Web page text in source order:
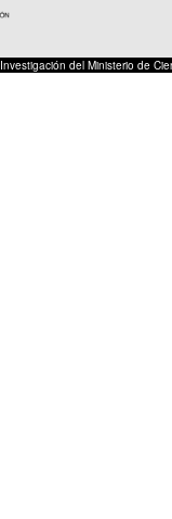
del Ministerio de